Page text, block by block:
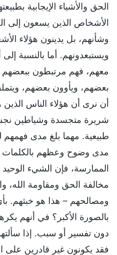
الحق والأشياء الإيجابية
الأشخاص الذين يسعون إلى
وشأنهم، بل يدينون هؤلاء
ويستبعدونهم. أما بالنسبة
معهم، فهم مرتبطون
بعضهم، ويأوون بعضهم،
أن نرى أن هؤلاء الناس
شريرة متجسدة وشياطين
طبيعية. مهما بلغ مدى فهمهم
مدى وضوح وعظهم بالكلمات
الممارسة، فإن الشيء الوحيد
مخالفة الحق ومقاومة الله،
ومصالحهم – هذا هو خبثهم.
بالصورة الأكبر؟ في أنهم
دون تفسير أو سبب. إذا
فقد يكونون غير قادرين